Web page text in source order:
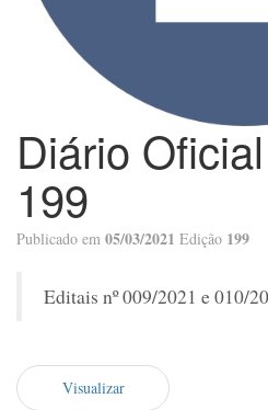
Diário
199
Publicado em 05/03/2021 Edição 199
Editais nº 009/2021 e 010/
Visualizar